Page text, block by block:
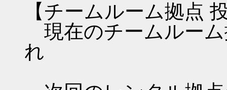
【チームルーム拠点
現在のチームルー
れ